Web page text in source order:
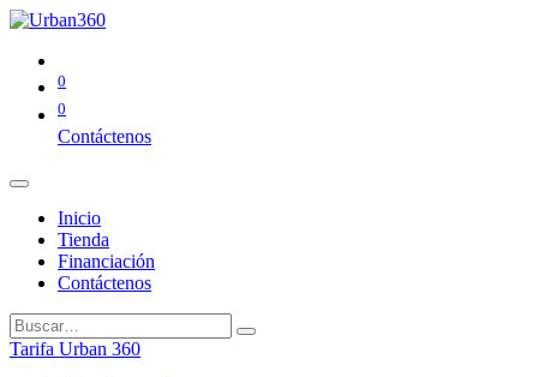
0
0
Contáctenos
Inicio
Tienda
Financiación
Contáctenos
Tarifa Urban 360